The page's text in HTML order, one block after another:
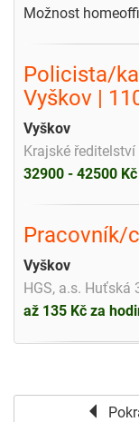
Možnost
Policista/
Vyškov |
Vyškov
Krajské
32900 - 42500
Pracovník/
Vyškov
HGS, a.s. Huťská
až 135 Kč za